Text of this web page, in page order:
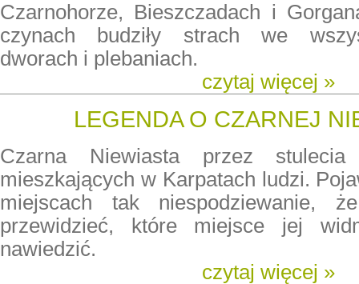
Czarnohorze, Bieszczadach i
czynach budziły strach we
dworach i plebaniach.
czytaj więcej »
LEGENDA O CZARNEJ
Czarna Niewiasta przez stulecia
mieszkających w Karpatach ludzi.
miejscach tak niespodziewanie,
przewidzieć, które miejsce jej
nawiedzić.
czytaj więcej »